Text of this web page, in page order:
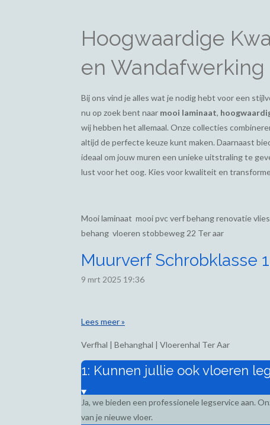
Hoogwaardige
en Wandafwerking
Bij ons vind je alles wat je nodig hebt voor een
nu op zoek bent naar mooi laminaat,
wij hebben het allemaal. Onze collecties
altijd de perfecte keuze kunt maken. Daarnaast
ideaal om jouw muren een unieke uitstraling te
lust voor het oog. Kies voor kwaliteit en
Mooi laminaat mooi pvc verf behang renovatie
behang vloeren stobbeweg 22 Ter aar
Muurverf Schrobklasse
9 mrt 2025 19:36
Lees meer »
Verfhal | Behanghal | Vloerenhal Ter Aar
1: Kunnen jullie ook vloeren
Ja, we bieden een professionele legservice aan.
van je nieuwe vloer.